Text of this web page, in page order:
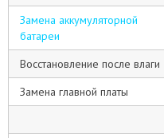
Замена аккумуляторной
батареи
Восстановление после влаги
Замена главной платы